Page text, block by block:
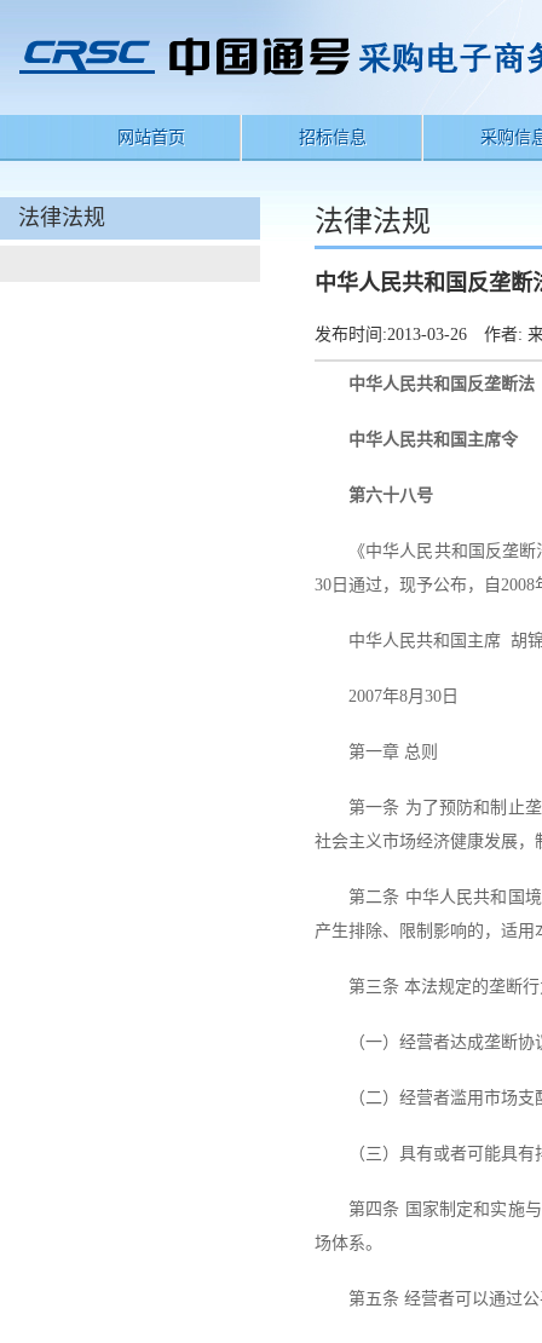
网站首页 招标信息 采购信
法律法规 法律法规
中华人民共和国反垄断
发布时间:2013-03-26 作者:
中华人民共和国反垄断法
中华人民共和国主席令
第六十八号
《中华人民共和国反垄
30日通过，现予公布，自2008
中华人民共和国主席 胡
2007年8月30日
第一章 总则
第一条 为了预防和制止
社会主义市场经济健康发展，
第二条 中华人民共和国
产生排除、限制影响的，适用
第三条 本法规定的垄断
（一）经营者达成垄断协
（二）经营者滥用市场支
（三）具有或者可能具
第四条 国家制定和实施
场体系。
第五条 经营者可以通过